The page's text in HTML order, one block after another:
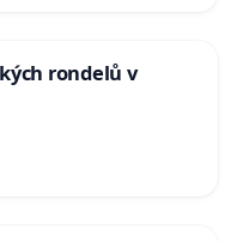
rondelů v